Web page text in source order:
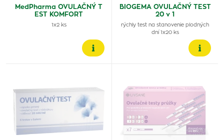
MedPharma OVULAČNÝ T
EST KOMFORT
1x2 ks
BIOGEMA OVULAČNÝ TEST
20 v 1
rýchly test na stanovenie plodných
dní 1x20 ks